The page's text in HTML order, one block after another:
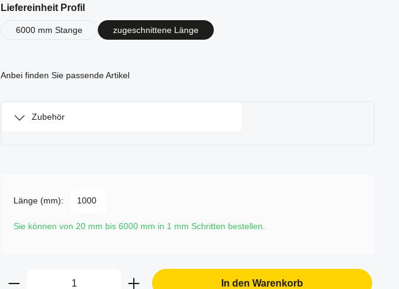
Liefereinheit Profilauswählen
6000 mm Stange zugeschnittene Länge
Anbei finden Sie passende Artikel
Zubehör
Länge (mm):
Sie können von 20 mm bis 6000 mm in 1 mm Schritten bestellen.
Produkt Anzahl: Gib den gewünschten Wert ein oder
In den Warenkorb